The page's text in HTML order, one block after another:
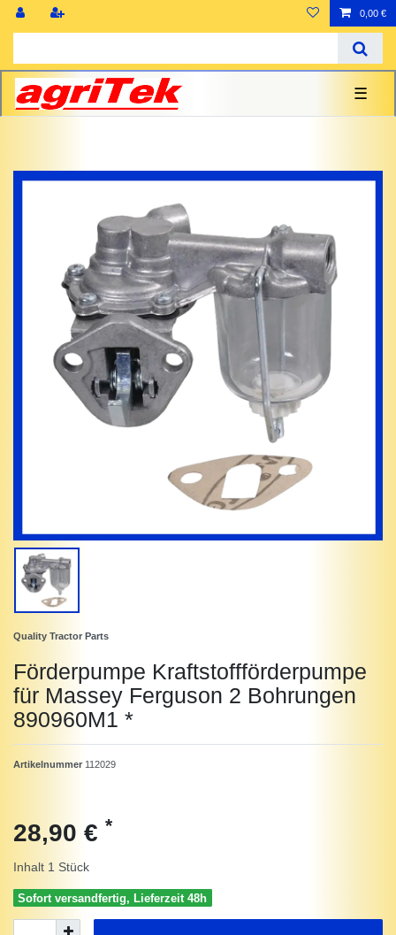
0,00 €
☰
Quality Tractor Parts
Förderpumpe Kraftstoffförderpumpe
für Massey Ferguson 2 Bohrungen
890960M1 *
Artikelnummer 112029
28,90 € *
Inhalt 1 Stück
Sofort versandfertig, Lieferzeit 48h